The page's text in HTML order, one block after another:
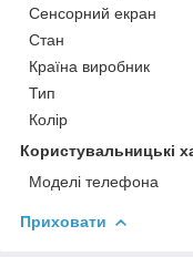
Сенсорний екран
Стан
Країна виробник
Тип
Колір
Користувальницькі
Моделі телефона
Приховати